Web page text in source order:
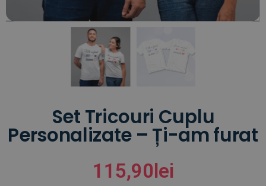
Set Tricouri Cuplu
Personalizate – Ți-am furat
115,90lei